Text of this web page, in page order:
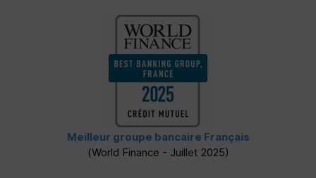
Meilleur groupe bancaire Français
(World Finance - Juillet 2025)